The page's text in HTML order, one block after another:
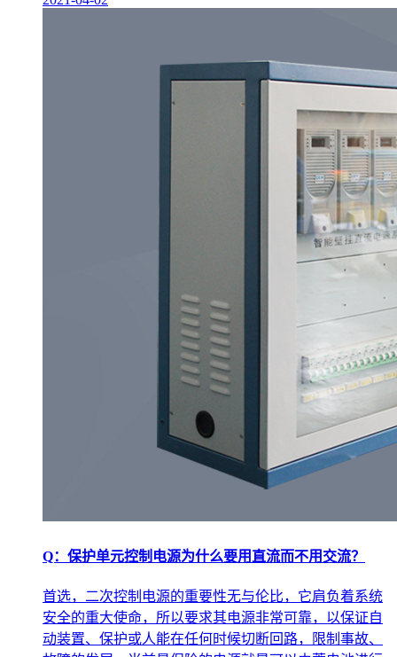
Q：保护单元控制电源为什么要用直流而不用交流？
首选，二次控制电源的重要性无与伦比，它肩负着系统
安全的重大使命，所以要求其电源非常可靠，以保证自
动装置、保护或人能在任何时候切断回路，限制事故、